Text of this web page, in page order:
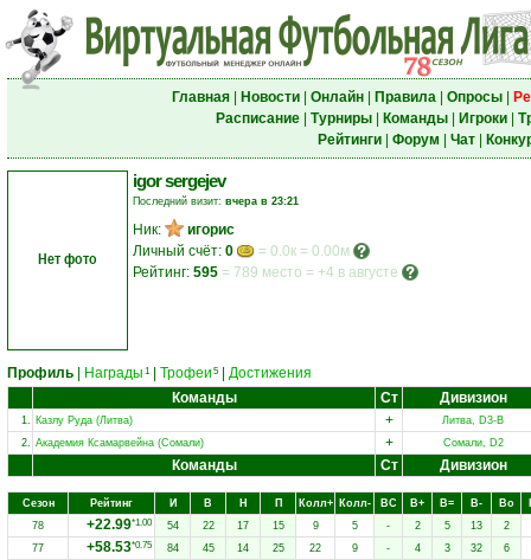
Главная| Новости| Онлайн| Правила| Опросы|
Расписание| Турниры| Команды| Игроки|
Рейтинги| Форум Чат|
Нет фото
igor sergejev
Последний визит: вчера в 23:21
Ник:
игорис
Личный счёт: 0
= 0.0к = 0.00м
Рейтинг: 595 = 789 место = +4 в августе
Профиль Награды 1 Трофеи 5
Достижения
Команды
Ст Дивизион
1. Казлу Руда (Литва) +
Литва, D3-B
2. Академия Ксамарвейна (Сомали) + Сомали, D2
Команды Ст Дивизион
Сезон Рейтинг И В Н П Колл+ Колл- ВC В+ В= В- Вo
78
+22.99*1.00 54 22 17 15 9 5 - 2 5 13
2
77
+58.53*0.75 84 45 14 25 22 9 - 4 3 32
6